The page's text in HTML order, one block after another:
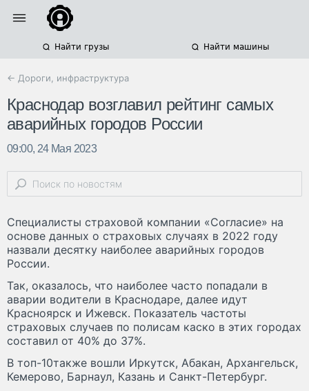
Найти грузы Найти машины
← Дороги, инфраструктура
Краснодар возглавил рейтинг самых
аварийных городов России
09:00, 24 Мая 2023
Специалисты страховой компании «Согласие» на
основе данных о страховых случаях в 2022 году
назвали десятку наиболее аварийных городов
России.
Так, оказалось, что наиболее часто попадали в
аварии водители в Краснодаре, далее идут
Красноярск и Ижевск. Показатель частоты
страховых случаев по полисам каско в этих городах
составил от 40% до 37%.
В топ-10также вошли Иркутск, Абакан, Архангельск,
Кемерово, Барнаул, Казань и Санкт-Петербург.